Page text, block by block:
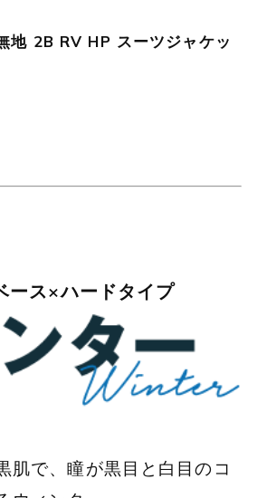
地 2B RV HP スーツジャケッ
ース×ハードタイプ
肌で、瞳が黒目と白目のコ